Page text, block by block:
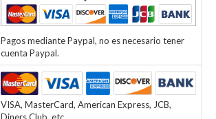
Pagos mediante Paypal, no es necesario tener
cuenta Paypal.
VISA, MasterCard, American Express, JCB,